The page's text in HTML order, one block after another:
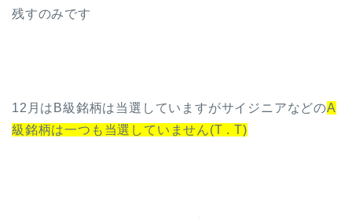
残すのみです
12月はB級銘柄は当選していますがサイジニアなどのA
級銘柄は一つも当選していません(T . T)